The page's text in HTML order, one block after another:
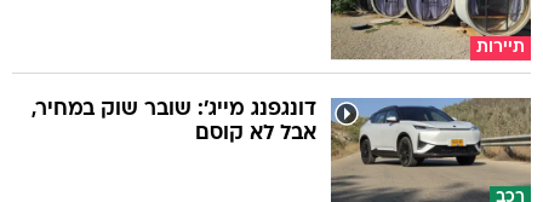
תיירות
רכב
דונגפנג מייג': שובר שוק במחיר,
אבל לא קוסם